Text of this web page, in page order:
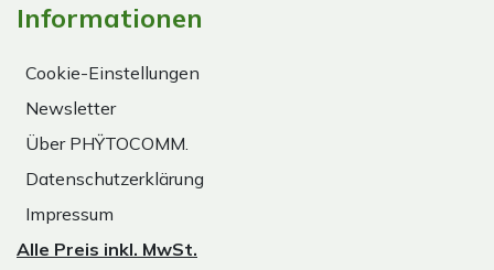
Informationen
Cookie-Einstellungen
Newsletter
Über PHŸTOCOMM.
Datenschutzerklärung
Impressum
Alle Preis inkl. MwSt.